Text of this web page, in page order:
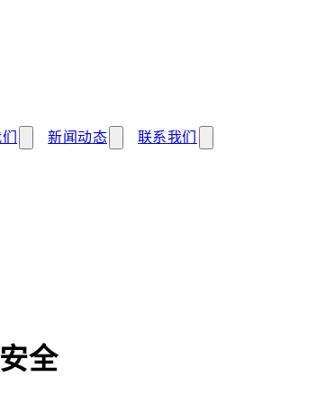
新闻动态 联系我们
全